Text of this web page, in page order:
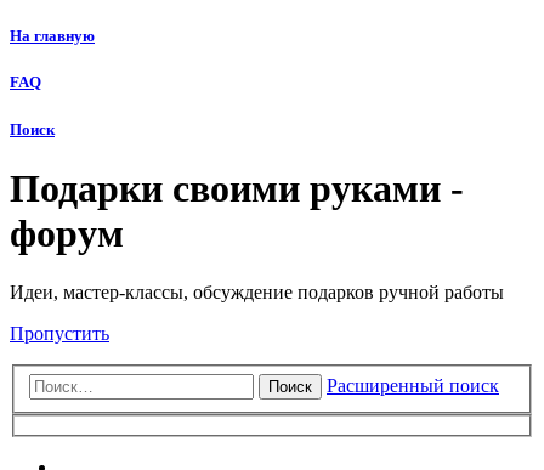
На главную
FAQ
Поиск
Подарки своими руками -
форум
Идеи, мастер-классы, обсуждение подарков ручной работы
Пропустить
Поиск Расширенный поиск